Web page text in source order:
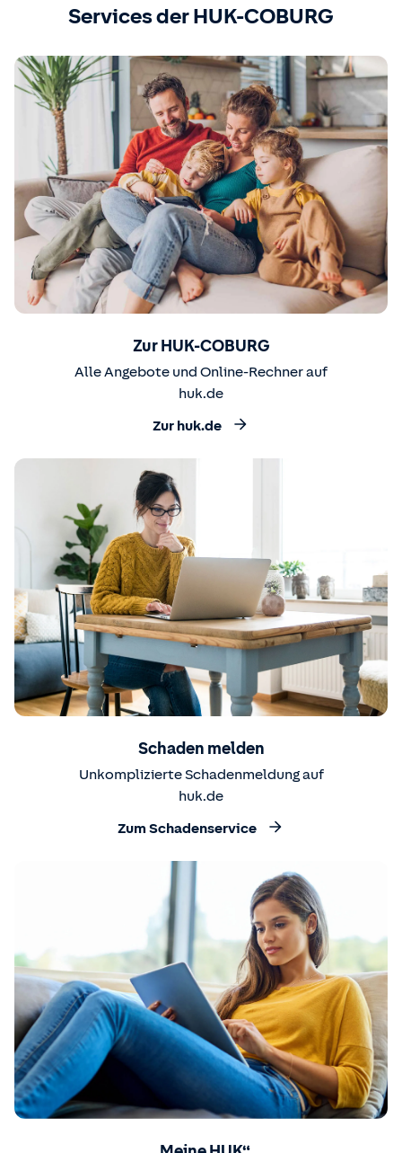
Services der HUK-COBURG
Zur HUK-COBURG
Alle Angebote und Online-Rechner auf
huk.de
Zur huk.de
Schaden melden
Unkomplizierte Schadenmeldung auf
huk.de
Zum Schadenservice